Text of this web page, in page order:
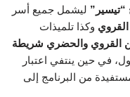
“تيسير” ليشمل جميع أسر
القروي وكذا تلميذات
القروي والحضري شريطة
في حين ينتفي اعتبار
من البرنامج إلى